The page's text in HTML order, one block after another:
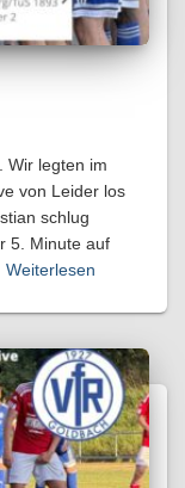
Wir legten im
von Leider los
schlug
5. Minute auf
Weiterlesen